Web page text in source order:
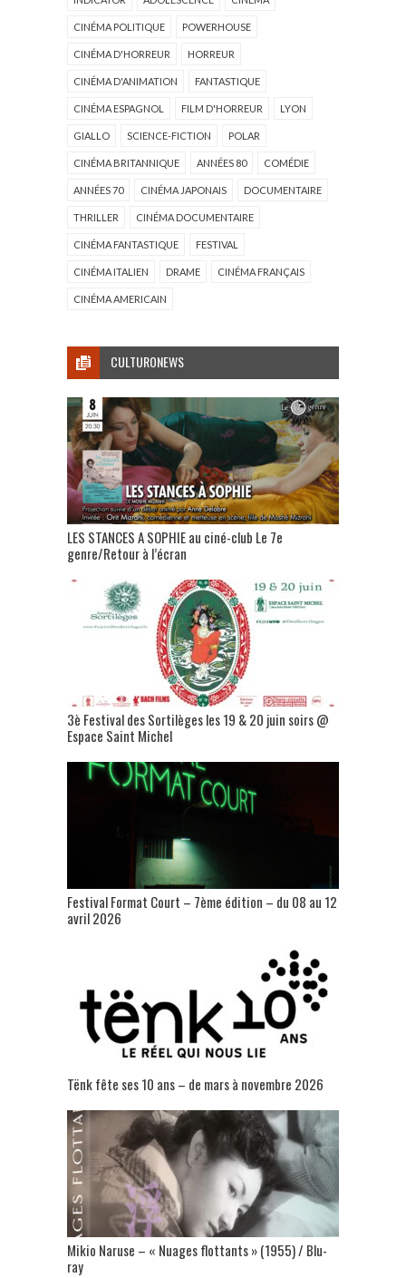
CINÉMA POLITIQUE POWERHOUSE
CINÉMA D'HORREUR HORREUR
CINÉMA D'ANIMATION FANTASTIQUE
CINÉMA ESPAGNOL FILM D'HORREUR LYON
GIALLO SCIENCE-FICTION POLAR
CINÉMA BRITANNIQUE ANNÉES 80 COMÉDIE
ANNÉES 70 CINÉMA JAPONAIS DOCUMENTAIRE
THRILLER CINÉMA DOCUMENTAIRE
CINÉMA FANTASTIQUE FESTIVAL
CINÉMA ITALIEN DRAME CINÉMA FRANÇAIS
CINÉMA AMERICAIN
CULTURONEWS
LES STANCES A SOPHIE au ciné-club Le 7e
genre/Retour à l’écran
3è Festival des Sortilèges les 19 & 20 juin soirs @
Espace Saint Michel
Festival Format Court – 7ème édition – du 08 au 12
avril 2026
Tënk fête ses 10 ans – de mars à novembre 2026
Mikio Naruse – « Nuages flottants » (1955) / Blu-
ray